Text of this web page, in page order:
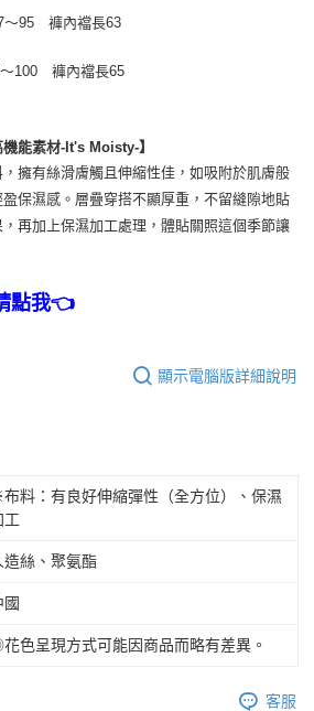
～95 褲內襠長63
100 褲內襠長65
能素材-It's Moisty-】
擁有絲滑膚觸且伸縮性佳，如吸附於肌膚般
保濕感。層疊穿搭不顯厚重，不留縫隙地貼
再加上保濕加工處理，體貼關照這個季節讓
點我👈
顯示電腦版詳細說明
料：有良好伸縮彈性（全方位）、保濕
工
造絲、聚氨酯
國
色呈現方式可能因商品而略有差異。
客服